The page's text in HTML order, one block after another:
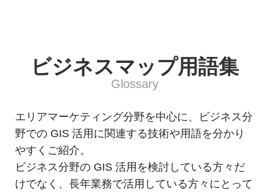
ビジネスマップ用語集
Glossary
エリアマーケティング分野を中心に、ビジネス分
野での GIS 活用に関連する技術や用語を分かり
やすくご紹介。
ビジネス分野の GIS 活用を検討している方々だ
けでなく、長年業務で活用している方々にとって